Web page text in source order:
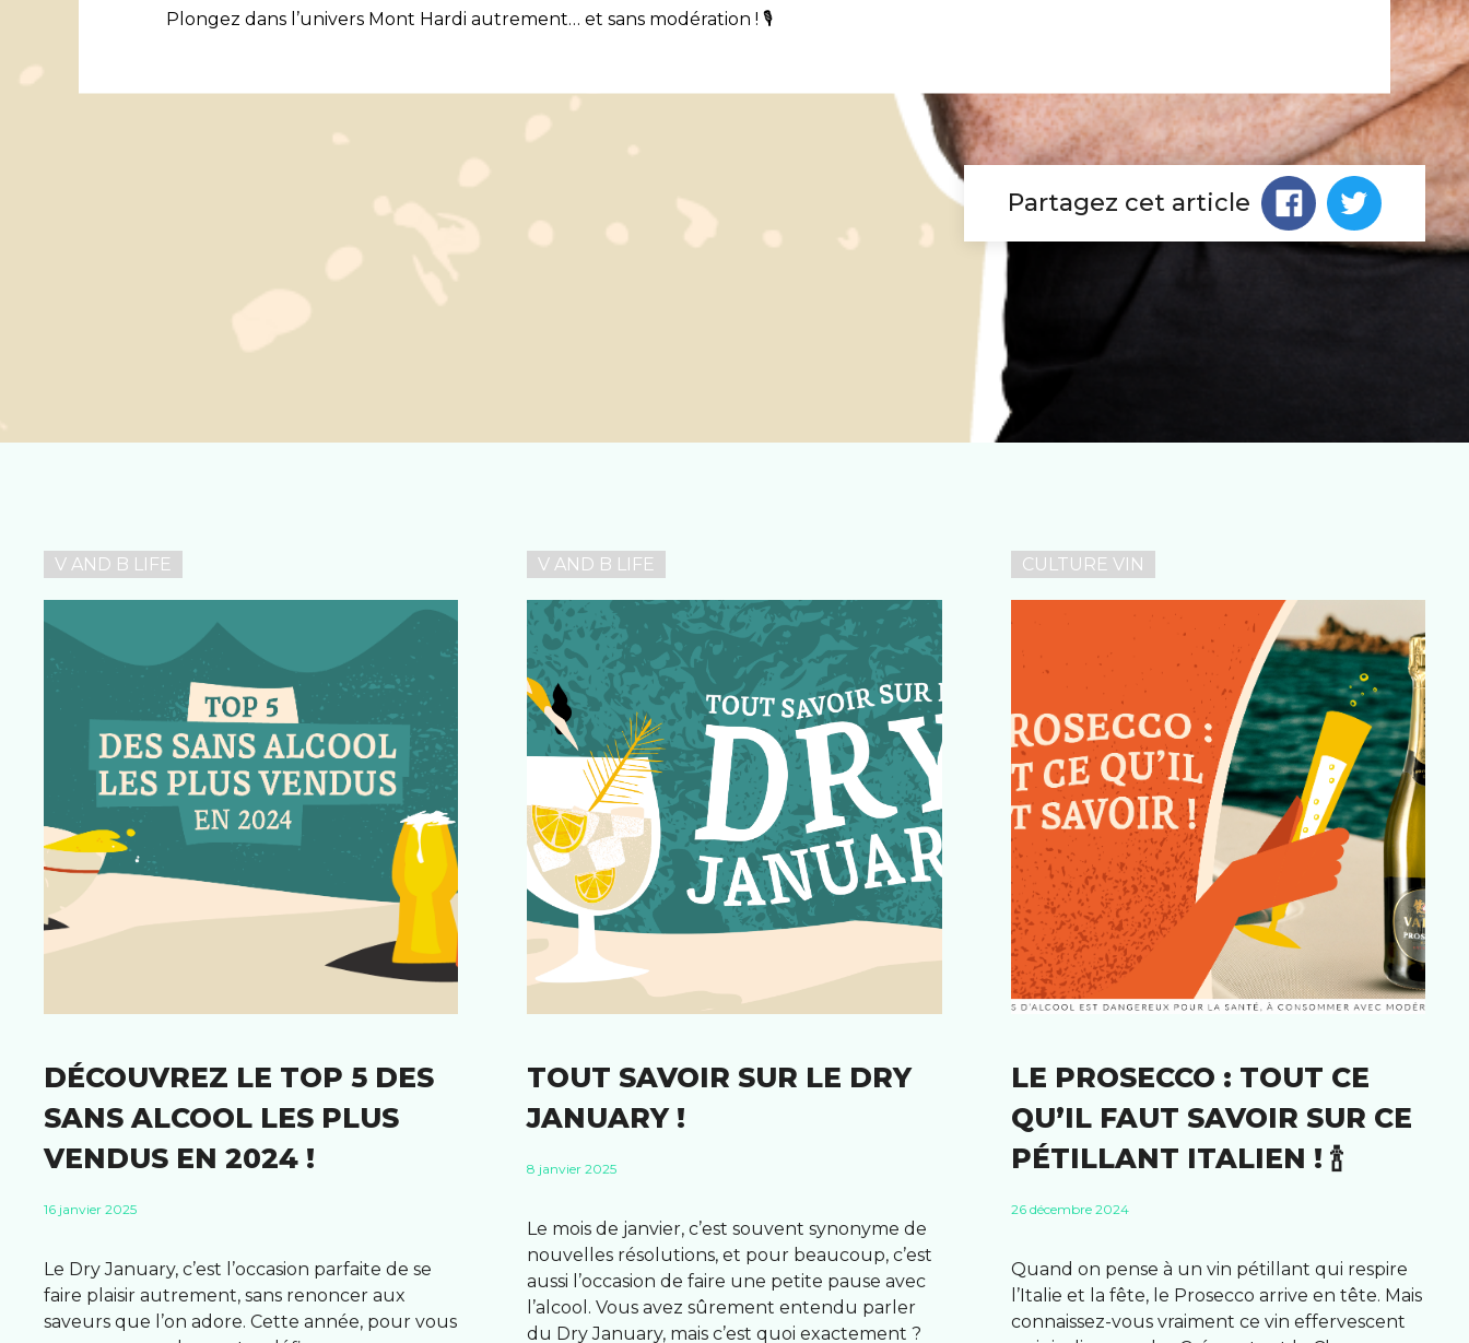
Plongez dans l’univers Mont Hardi autrement… et sans modération ! 🎙️
Partagez cet article
VOUS SEREZ AUSSI INTÉRESSÉ PAR
V AND B LIFE
DÉCOUVREZ LE TOP 5 DES
SANS ALCOOL LES PLUS
VENDUS EN 2024 !
16 janvier 2025
Le Dry January, c’est l’occasion parfaite de se
faire plaisir autrement, sans renoncer aux
saveurs que l’on adore. Cette année, pour vous
V AND B LIFE
TOUT SAVOIR SUR LE DRY
JANUARY !
8 janvier 2025
Le mois de janvier, c’est souvent synonyme de
nouvelles résolutions, et pour beaucoup, c’est
aussi l’occasion de faire une petite pause avec
l’alcool. Vous avez sûrement entendu parler
du Dry January, mais c’est quoi exactement ?
CULTURE VIN
LE PROSECCO : TOUT CE
QU’IL FAUT SAVOIR SUR CE
PÉTILLANT ITALIEN ! 🍾
26 décembre 2024
Quand on pense à un vin pétillant qui respire
l’Italie et la fête, le Prosecco arrive en tête. Mais
connaissez-vous vraiment ce vin effervescent